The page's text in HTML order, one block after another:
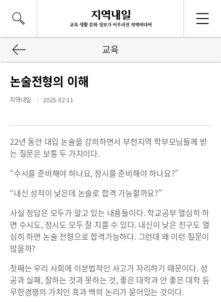
교육
논술전형의 이해
지역내일 2025-02-11
22년 동안 대입 논술을 강의하면서 부천지역 학부모님들께 받
는 질문은 보통 두 가지이다.
“수시를 준비해야 하나요, 정시를 준비해야 하나요?”
“내신 성적이 낮은데 논술로 합격 가능할까요?”
사실 정답은 모두가 알고 있는 내용들이다. 학교공부 열심히 하
면 수시도, 정시도 모두 잘 치를 수 있다. 내신이 낮은 친구도 열
심히 하면 논술 전형으로 합격가능하다. 그런데 왜 이런 질문이
많을까?
첫째는 우리 사회에 이분법적인 사고가 자리하기 때문이다. 성
공과 실패, 잘하는 것과 못하는 것, 좋은 대학과 안 좋은 대학 등
무한경쟁의 가치인 흑과 백의 논리가 묻어있는 것이다.